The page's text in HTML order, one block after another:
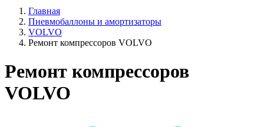
Главная
Пневмобаллоны и амортизаторы
VOLVO
Ремонт компрессоров VOLVO
Ремонт компрессоров
VOLVO